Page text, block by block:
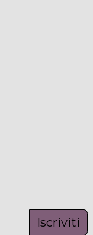
Iscriviti